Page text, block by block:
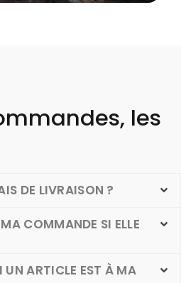
les
DE LIVRAISON ?
COMMANDE SI ELLE
ARTICLE EST À MA